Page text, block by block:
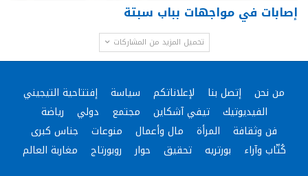
إصابات في مواجهات بباب سبتة
تحميل المزيد من المشاركات
من نحن إتصل بنا لإعلاناتكم سياسة
إفتتاحية التيجيني
الفيديوتيك
تيفي آشكاين مجتمع دولي
رياضة
فن وثقافة
المرأة مال وأعمال منوعات
جناس كبرى
كُتّاب وآراء
بورتريه تحقيق حوار روبورتاج مغاربة العالم